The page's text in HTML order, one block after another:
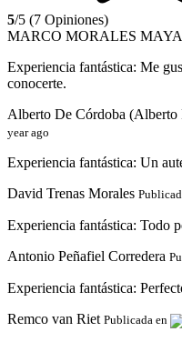
5/5 (7 Opiniones)
MARCO MORALES MAYA
Experiencia fantástica: Me
conocerte.
Alberto De Córdoba (Alberto
year ago
Experiencia fantástica: Un
David Trenas Morales
Experiencia fantástica: Todo
Antonio Peñafiel Corredera
Experiencia fantástica:
Remco van Riet Publicada en